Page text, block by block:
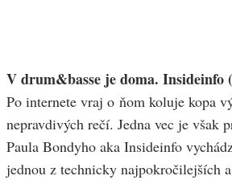
V drum&basse je doma. Insideinfo
Po internete vraj o ňom koluje kopa
nepravdivých rečí. Jedna vec je však
Paula Bondyho aka Insideinfo
jednou z technicky najpokročilejších